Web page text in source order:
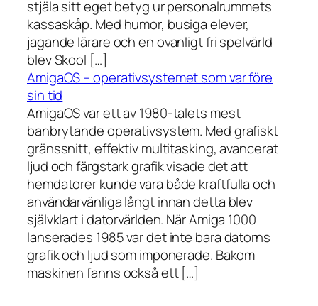
stjäla sitt eget betyg ur personalrummets
kassaskåp. Med humor, busiga elever,
jagande lärare och en ovanligt fri spelvärld
blev Skool […]
AmigaOS – operativsystemet som var före
sin tid
AmigaOS var ett av 1980-talets mest
banbrytande operativsystem. Med grafiskt
gränssnitt, effektiv multitasking, avancerat
ljud och färgstark grafik visade det att
hemdatorer kunde vara både kraftfulla och
användarvänliga långt innan detta blev
självklart i datorvärlden. När Amiga 1000
lanserades 1985 var det inte bara datorns
grafik och ljud som imponerade. Bakom
maskinen fanns också ett […]